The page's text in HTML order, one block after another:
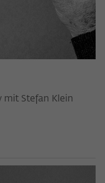
mit Stefan Klein